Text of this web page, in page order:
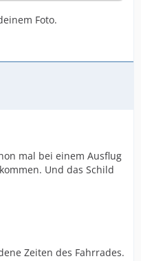
Foto.
mal bei einem Ausflug
Und das Schild
Zeiten des Fahrrades.